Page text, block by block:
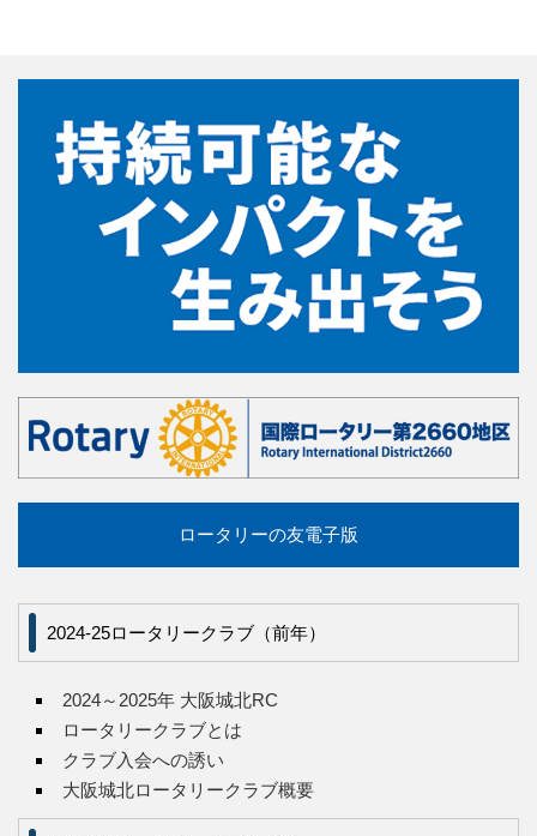
ロータリーの友電子版
2024-25ロータリークラブ（前年）
2024～2025年 大阪城北RC
ロータリークラブとは
クラブ入会への誘い
大阪城北ロータリークラブ概要